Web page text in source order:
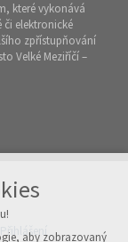
které vykonává
či elektronické
zpřístupňování
Velké Meziříčí –
Přihlášeníaby zobrazovaný